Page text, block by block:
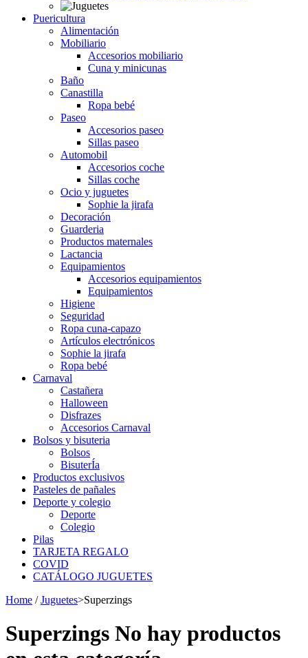
Puericultura
Alimentación
Mobiliario
Accesorios mobiliario
Cuna y minicunas
Baño
Canastilla
Ropa bebé
Paseo
Accesorios paseo
Sillas paseo
Automobil
Accesorios coche
Sillas coche
Ocio y juguetes
Sophie la jirafa
Decoración
Guarderia
Productos maternales
Lactancia
Equipamientos
Accesorios equipamientos
Equipamientos
Higiene
Seguridad
Ropa cuna-capazo
Artículos electrónicos
Sophie la jirafa
Ropa bebé
Carnaval
Castañera
Halloween
Disfrazes
Accesorios Carnaval
Bolsos y bisuteria
Bolsos
BisuterÍa
Productos exclusivos
Pasteles de pañales
Deporte y colegio
Deporte
Colegio
Pilas
TARJETA REGALO
COVID
CATÁLOGO JUGUETES
Home / Juguetes>Superzings
Superzings No hay productos